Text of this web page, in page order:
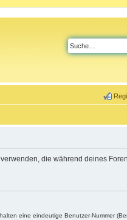
die während deines
eine eindeutige Benutzer-Nummer